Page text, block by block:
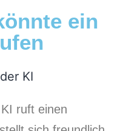
ein
ruft einen